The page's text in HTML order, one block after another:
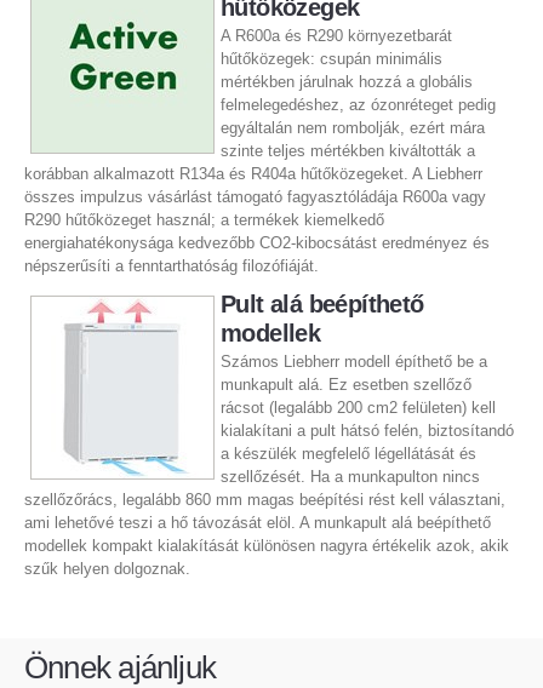
hűtőközegek
A R600a és R290 környezetbarát
hűtőközegek: csupán minimális
mértékben járulnak hozzá a globális
felmelegedéshez, az ózonréteget pedig
egyáltalán nem rombolják, ezért mára
szinte teljes mértékben kiváltották a
korábban alkalmazott R134a és R404a hűtőközegeket. A Liebherr
összes impulzus vásárlást támogató fagyasztóládája R600a vagy
R290 hűtőközeget használ; a termékek kiemelkedő
energiahatékonysága kedvezőbb CO2-kibocsátást eredményez és
népszerűsíti a fenntarthatóság filozófiáját.
Pult alá beépíthető
modellek
Számos Liebherr modell építhető be a
munkapult alá. Ez esetben szellőző
rácsot (legalább 200 cm2 felületen) kell
kialakítani a pult hátsó felén, biztosítandó
a készülék megfelelő légellátását és
szellőzését. Ha a munkapulton nincs
szellőzőrács, legalább 860 mm magas beépítési rést kell választani,
ami lehetővé teszi a hő távozását elöl. A munkapult alá beépíthető
modellek kompakt kialakítását különösen nagyra értékelik azok, akik
szűk helyen dolgoznak.
Önnek ajánljuk